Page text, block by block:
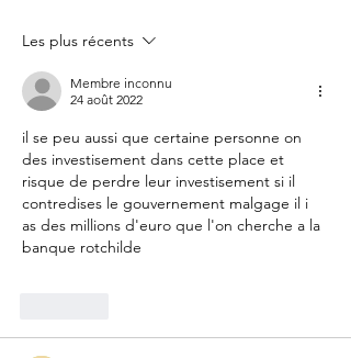
Les plus récents
Membre inconnu
24 août 2022
il se peu aussi que certaine personne on
des investisement dans cette place et
risque de perdre leur investisement si il
contredises le gouvernement malgage il i
as des millions d'euro que l'on cherche a la
banque rotchilde